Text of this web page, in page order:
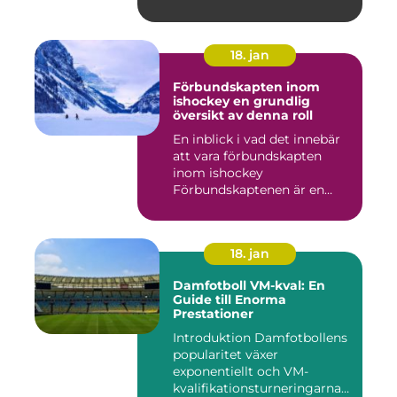
18. jan
Förbundskapten inom
ishockey en grundlig
översikt av denna roll
En inblick i vad det innebär
att vara förbundskapten
inom ishockey
Förbundskaptenen är en
18. jan
Damfotboll VM-kval: En
Guide till Enorma
Prestationer
Introduktion Damfotbollens
popularitet växer
exponentiellt och VM-
kvalifikationsturneringarna